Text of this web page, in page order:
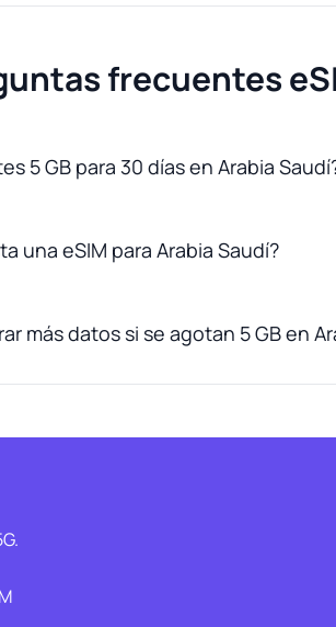
frecuentes
5 GB para 30 días en Arabia
una eSIM para Arabia Saudí?
más datos si se agotan 5 GB en